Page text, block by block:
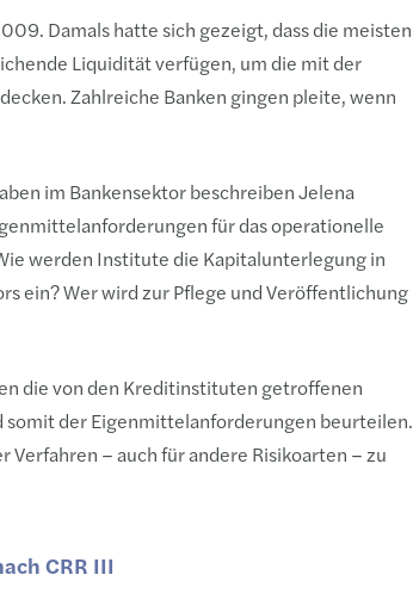
Damals hatte sich gezeigt, dass die meisten
Liquidität verfügen, um die mit der
Zahlreiche Banken gingen pleite, wenn
im Bankensektor beschreiben Jelena
für das operationelle
werden Institute die Kapitalunterlegung in
ein? Wer wird zur Pflege und Veröffentlichung
die von den Kreditinstituten getroffenen
der Eigenmittelanforderungen beurteilen.
– auch für andere Risikoarten – zu
CRR III